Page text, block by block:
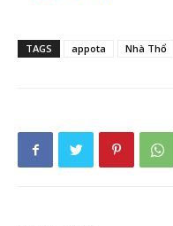
TAGS appota Nhà Thổ